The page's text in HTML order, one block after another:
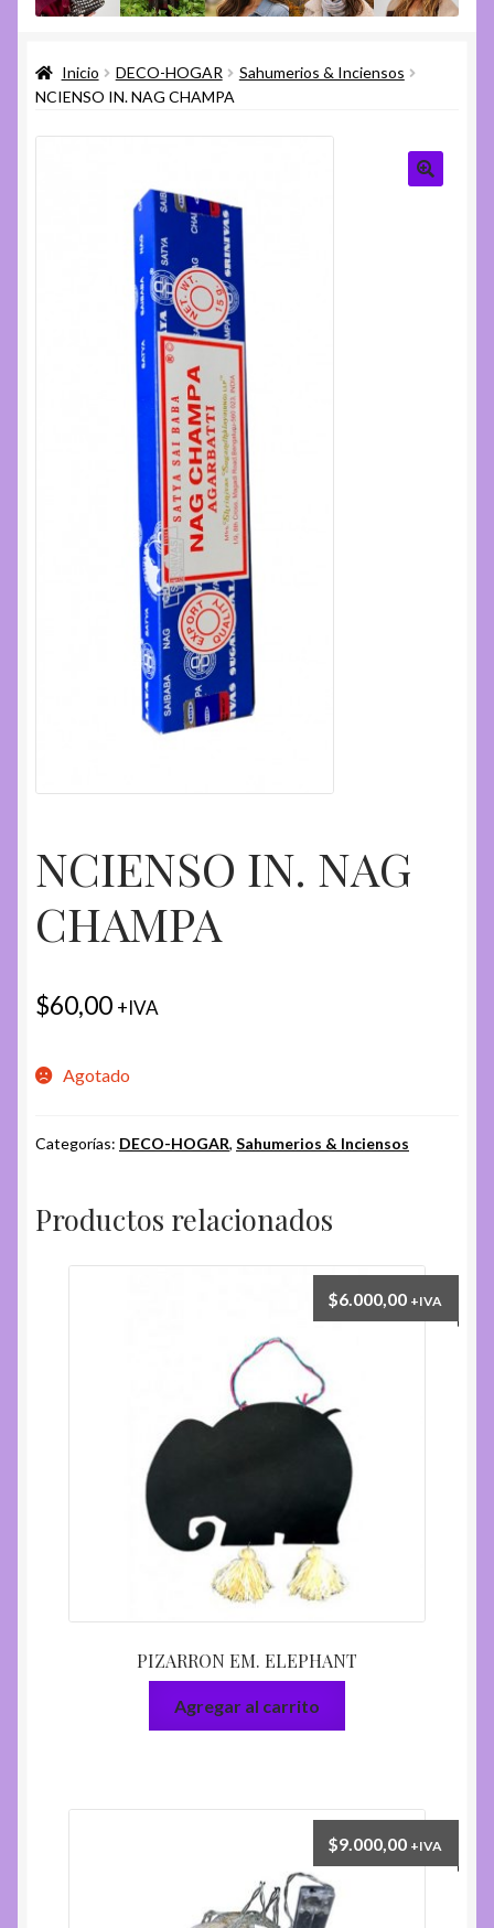
menú
Ayuda
hijo
Inicio DECO-HOGAR
Sahumerios & Inciensos
NCIENSO IN. NAG CHAMPA
NCIENSO IN. NAG
CHAMPA
$60,00 +IVA
Agotado
Categorías: DECO-HOGAR, Sahumerios & Inciensos
Productos relacionados
PIZARRON EM. ELEPHANT
$6.000,00 +IVA
Agregar al carrito
$9.000,00 +IVA